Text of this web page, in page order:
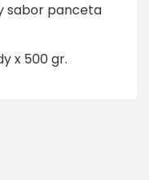
sabor panceta
x 500 gr.